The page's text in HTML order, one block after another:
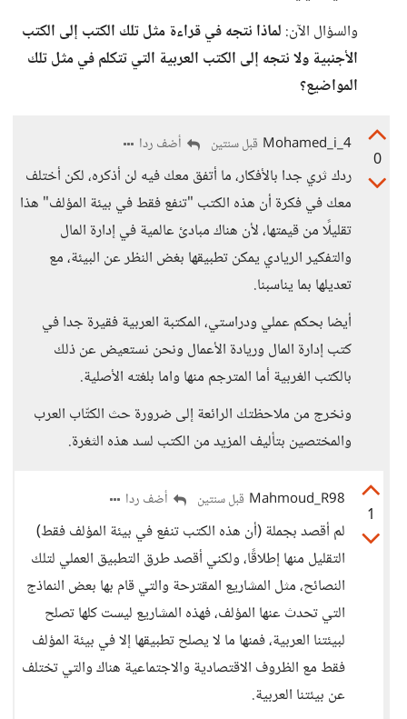
والسؤال الآن: لماذا نتجه في قراءة مثل تلك الكتب إلى الكتب
الأجنبية ولا نتجه إلى الكتب العربية التي تتكلم في مثل تلك
المواضيع؟
0
Mohamed_i_4 قبل سنتين أضف ردا
ردك ثري جدا بالأفكار، ما أتفق معك فيه لن أذكره، لكن أختلف
معك في فكرة أن هذه الكتب "تنفع فقط في بيئة المؤلف" هذا
تقليلًا من قيمتها، لأن هناك مبادئ عالمية في إدارة المال
والتفكير الريادي يمكن تطبيقها بغض النظر عن البيئة، مع
تعديلها بما يناسبنا.
أيضا بحكم عملي ودراستي، المكتبة العربية فقيرة جدا في
كتب إدارة المال وريادة الأعمال ونحن نستعيض عن ذلك
بالكتب الغربية أما المترجم منها واما بلغته الأصلية.
ونخرج من ملاحظتك الرائعة إلى ضرورة حث الكتّاب العرب
والمختصين بتأليف المزيد من الكتب لسد هذه الثغرة.
1
Mahmoud_R98 قبل سنتين أضف ردا
لم أقصد بجملة (أن هذه الكتب تنفع في بيئة المؤلف فقط)
التقليل منها إطلاقًا، ولكني أقصد طرق التطبيق العملي لتلك
النصائح، مثل المشاريع المقترحة والتي قام بها بعض النماذج
التي تحدث عنها المؤلف، فهذه المشاريع ليست كلها تصلح
لبيئتنا العربية، فمنها ما لا يصلح تطبيقها إلا في بيئة المؤلف
فقط مع الظروف الاقتصادية والاجتماعية هناك والتي تختلف
عن بيئتنا العربية.